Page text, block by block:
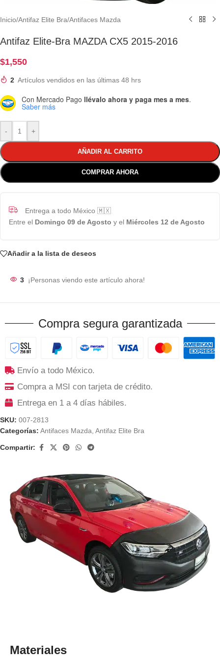
Inicio/Antifaz Elite Bra/Antifaces Mazda
Antifaz Elite-Bra MAZDA CX5 2015-2016
$1,550
2 Artículos vendidos en las últimas 48 hrs
Con Mercado Pago llévalo ahora y paga mes a mes.
Saber más
- +
AÑADIR AL CARRITO
COMPRAR AHORA
Entrega a todo México 🇲🇽
Entre el Domingo 09 de Agosto y el Miércoles 12 de Agosto
Añadir a la lista de deseos
3 ¡Personas viendo este artículo ahora!
Compra segura garantizada
Envío a todo México.
Compra a MSI con tarjeta de crédito.
Entrega en 1 a 4 días hábiles.
SKU: 007-2813
Categorías: Antifaces Mazda Antifaz Elite Bra
Compartir:
Materiales